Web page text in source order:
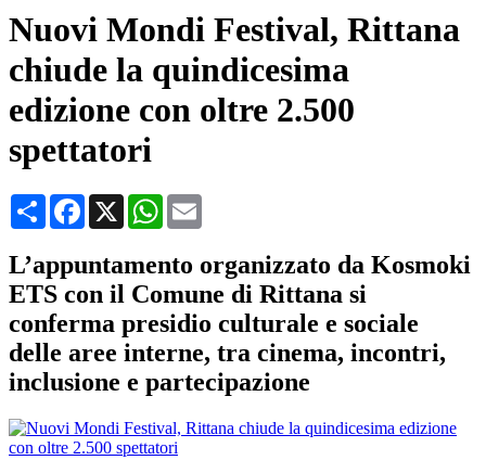
Nuovi Mondi Festival, Rittana
chiude la quindicesima
edizione con oltre 2.500
spettatori
CondividiFacebook
X WhatsApp
L’appuntamento organizzato da Kosmoki
ETS con il Comune di Rittana si
conferma presidio culturale e sociale
delle aree interne, tra cinema, incontri,
inclusione e partecipazione